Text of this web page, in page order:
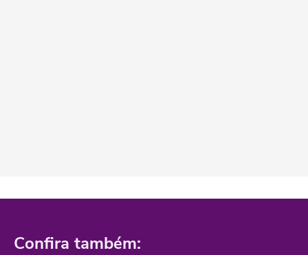
Confira também: